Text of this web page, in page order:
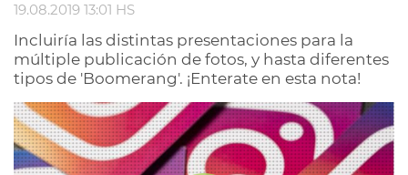
19.08.2019 13:01 HS
Incluiría las distintas presentaciones para la
múltiple publicación de fotos, y hasta diferentes
tipos de 'Boomerang'. ¡Enterate en esta nota!